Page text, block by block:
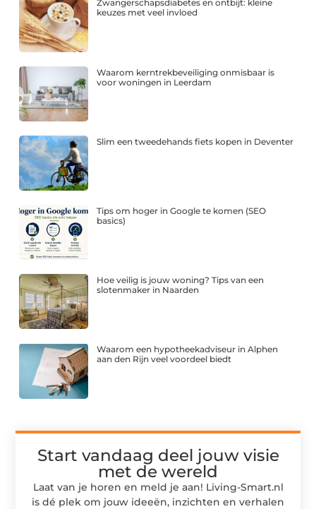
Zwangerschapsdiabetes en ontbijt: kleine
keuzes met veel invloed
Waarom kerntrekbeveiliging onmisbaar is
voor woningen in Leerdam
Slim een tweedehands fiets kopen in Deventer
Tips om hoger in Google te komen (SEO
basics)
Hoe veilig is jouw woning? Tips van een
slotenmaker in Naarden
Waarom een hypotheekadviseur in Alphen
aan den Rijn veel voordeel biedt
Start vandaag deel jouw visie
met de wereld
Laat van je horen en meld je aan! Living-Smart.nl
is dé plek om jouw ideeën, inzichten en verhalen